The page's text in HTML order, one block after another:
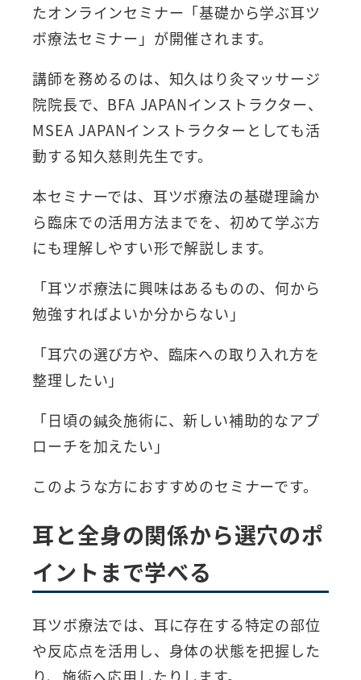
たオンラインセミナー「基礎から学ぶ耳ツ
ボ療法セミナー」が開催されます。
講師を務めるのは、知久はり灸マッサージ
院院長で、BFA JAPANインストラクター、
MSEA JAPANインストラクターとしても活
動する知久慈則先生です。
本セミナーでは、耳ツボ療法の基礎理論か
ら臨床での活用方法までを、初めて学ぶ方
にも理解しやすい形で解説します。
「耳ツボ療法に興味はあるものの、何から
勉強すればよいか分からない」
「耳穴の選び方や、臨床への取り入れ方を
整理したい」
「日頃の鍼灸施術に、新しい補助的なアプ
ローチを加えたい」
このような方におすすめのセミナーです。
耳と全身の関係から選穴のポ
イントまで学べる
耳ツボ療法では、耳に存在する特定の部位
や反応点を活用し、身体の状態を把握した
り、施術へ応用したりします。